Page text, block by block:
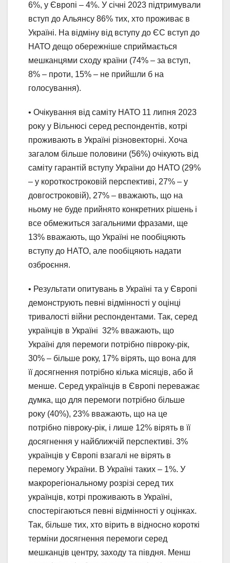
6%, у Європі – 4%. У січні 2023 підтримували
вступ до Альянсу 86% тих, хто проживає в
Україні. На відміну від вступу до ЄС вступ до
НАТО дещо обережніше сприймається
мешканцями сходу країни (74% – за вступ,
8% – проти, 15% – не прийшли б на
голосування).
• Очікування від саміту НАТО 11 липня 2023
року у Вільнюсі серед респондентів, котрі
проживають в Україні різновекторні. Хоча
загалом більше половини (56%) очікують від
саміту гарантій вступу України до НАТО (29%
– у короткостроковій перспективі, 27% – у
довгостроковій), 27% – вважають, що на
ньому не буде прийнято конкретних рішень і
все обмежиться загальними фразами, ще
13% вважають, що Україні не пообіцяють
вступу до НАТО, але пообіцяють надати
озброєння.
• Результати опитувань в Україні та у Європі
демонструють певні відмінності у оцінці
тривалості війни респондентами. Так, серед
українців в Україні 32% вважають, що
Україні для перемоги потрібно півроку-рік,
30% – більше року, 17% вірять, що вона для
її досягнення потрібно кілька місяців, або й
менше. Серед українців в Європі переважає
думка, що для перемоги потрібно більше
року (40%), 23% вважають, що на це
потрібно півроку-рік, і лише 12% вірять в її
досягнення у найближчій перспективі. 3%
українців у Європі взагалі не вірять в
перемогу України. В Україні таких – 1%. У
макрорегіональному розрізі серед тих
українців, котрі проживають в Україні,
спостерігаються певні відмінності у оцінках.
Так, більше тих, хто вірить в відносно короткі
терміни досягнення перемоги серед
мешканців центру, заходу та півдня. Менш